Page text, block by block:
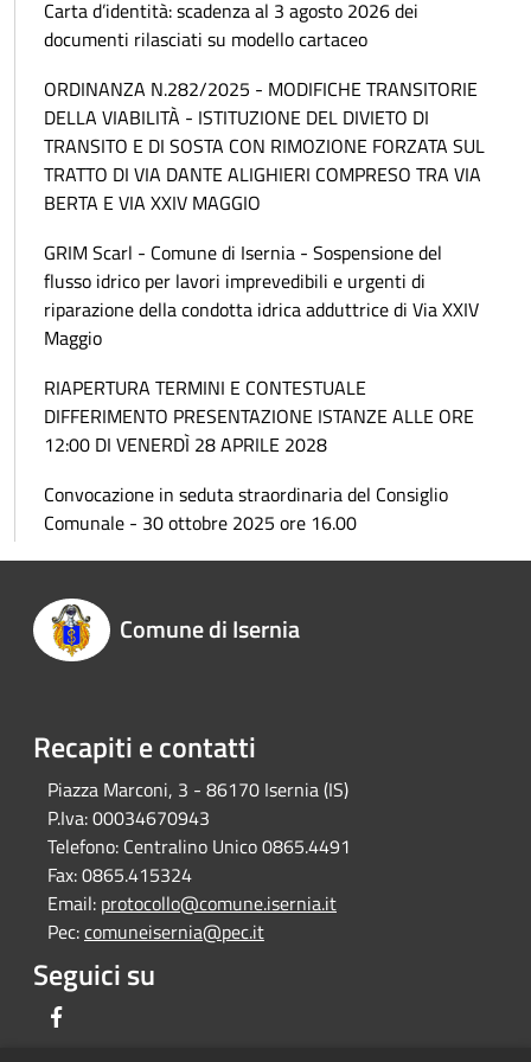
Carta d’identità: scadenza al 3 agosto 2026 dei
documenti rilasciati su modello cartaceo
ORDINANZA N.282/2025 - MODIFICHE TRANSITORIE
DELLA VIABILITÀ - ISTITUZIONE DEL DIVIETO DI
TRANSITO E DI SOSTA CON RIMOZIONE FORZATA SUL
TRATTO DI VIA DANTE ALIGHIERI COMPRESO TRA VIA
BERTA E VIA XXIV MAGGIO
GRIM Scarl - Comune di Isernia - Sospensione del
flusso idrico per lavori imprevedibili e urgenti di
riparazione della condotta idrica adduttrice di Via XXIV
Maggio
RIAPERTURA TERMINI E CONTESTUALE
DIFFERIMENTO PRESENTAZIONE ISTANZE ALLE ORE
12:00 DI VENERDÌ 28 APRILE 2028
Convocazione in seduta straordinaria del Consiglio
Comunale - 30 ottobre 2025 ore 16.00
Comune di Isernia
Recapiti e contatti
Piazza Marconi, 3 - 86170 Isernia (IS)
P.Iva:00034670943
Telefono: Centralino Unico 0865.4491
Fax:0865.415324
Email: protocollo@comune.isernia.it
Pec:comuneisernia@pec.it
Seguici su